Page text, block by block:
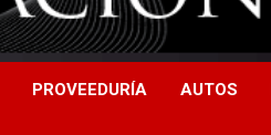
PROVEEDURÍA AUTOS